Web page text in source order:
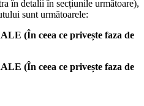
în detalii în secțiunile următoare),
sunt următoarele:
(În ceea ce privește faza de
(În ceea ce privește faza de